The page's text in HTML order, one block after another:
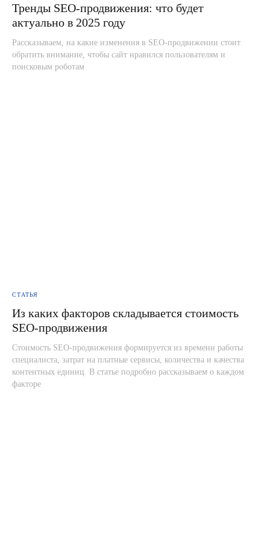
Тренды SEO-продвижения: что будет
актуально в 2025 году
Рассказываем, на какие изменения в SEO-продвижении стоит
обратить внимание, чтобы сайт нравился пользователям и
поисковым роботам
СТАТЬЯ
Из каких факторов складывается стоимость
SEO-продвижения
Стоимость SEO-продвижения формируется из времени работы
специалиста, затрат на платные сервисы, количества и качества
контентных единиц. В статье подробно рассказываем о каждом
факторе